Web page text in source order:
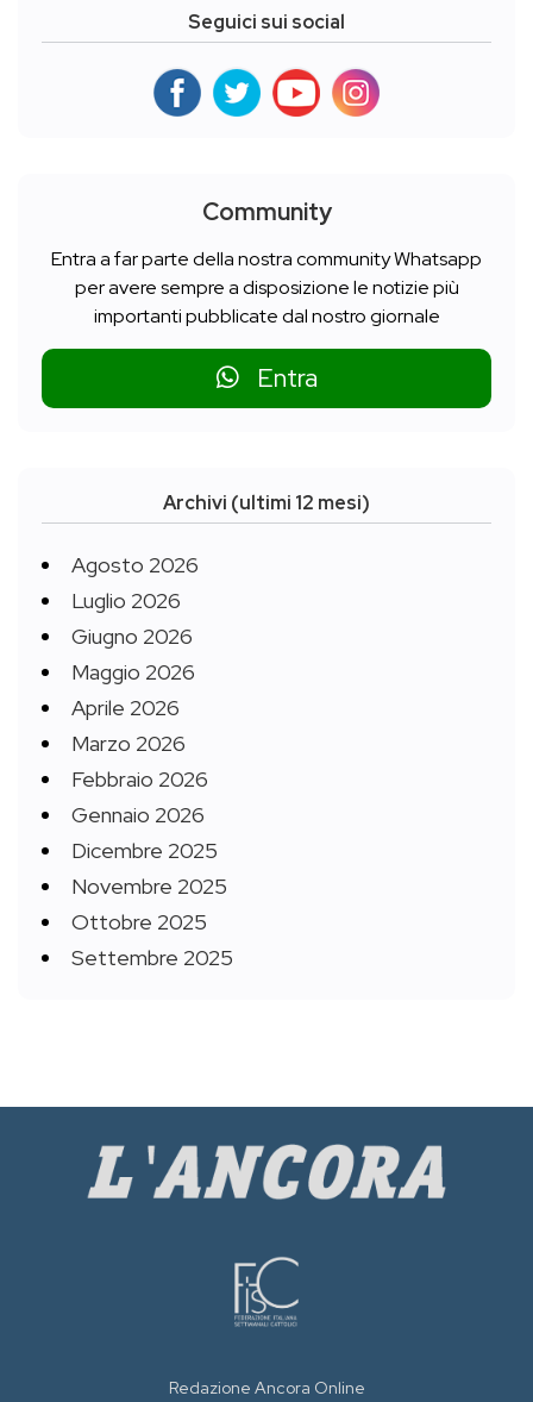
Seguici sui social
Community
Entra a far parte della nostra community Whatsapp
per avere sempre a disposizione le notizie più
importanti pubblicate dal nostro giornale
Entra
Archivi (ultimi 12 mesi)
Agosto 2026
Luglio 2026
Giugno 2026
Maggio 2026
Aprile 2026
Marzo 2026
Febbraio 2026
Gennaio 2026
Dicembre 2025
Novembre 2025
Ottobre 2025
Settembre 2025
Redazione Ancora Online